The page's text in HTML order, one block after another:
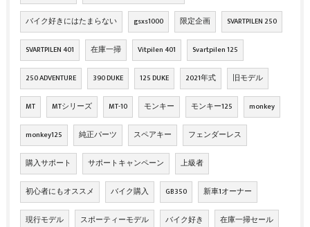
バイク好きにはたまらない gsxs1000 限定企画 SVARTPILEN 250
SVARTPILEN 401 在庫一掃 Vitpilen 401 Svartpilen 125
250 ADVENTURE 390 DUKE 125 DUKE 2021年式 旧モデル
MT MTシリーズ MT-10 モンキー モンキー125 monkey
monkey125 純正パーツ スペアキー フェンダーレス
購入サポート サポートキャンペーン 上級者
初心者にもオススメ バイク購入 GB350 新車1オーナー
現行モデル スポーティーモデル バイク好き 在庫一掃セール